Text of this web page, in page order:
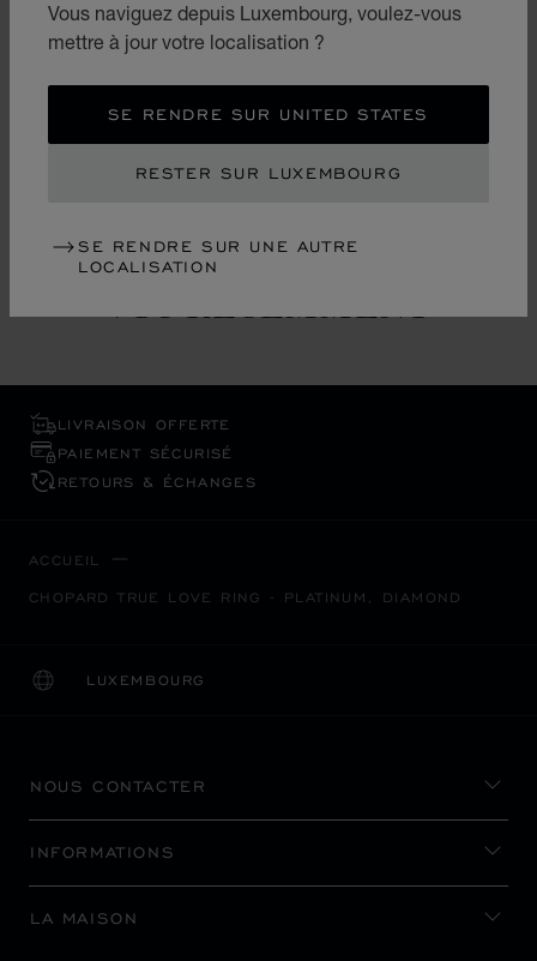
Vous naviguez depuis Luxembourg, voulez-vous
mettre à jour votre localisation ?
SE RENDRE SUR UNITED STATES
RESTER SUR LUXEMBOURG
SE RENDRE SUR UNE AUTRE
LOCALISATION
SERVICES EN LIGNE
VOUS POURRIEZ
ÉGALEMENT AIMER
LIVRAISON OFFERTE
PAIEMENT SÉCURISÉ
RETOURS & ÉCHANGES
ACCUEIL
CHOPARD TRUE LOVE RING - PLATINUM, DIAMOND
LUXEMBOURG
LOCALISATION (CHANGER DE PAYS)
CHANGER DE PAYS
NOUS CONTACTER
INFORMATIONS
LA MAISON